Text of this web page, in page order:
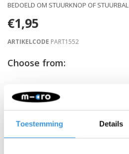
Toestemming Details
BEDOELD OM STUURKNOP OF
€1,95
ARTIKELCODE PART1552
Choose from:
- +
Gratis verzending vanaf €60